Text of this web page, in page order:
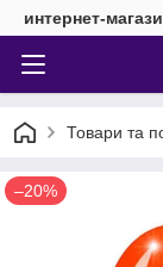
интернет-
Товари та
–20%